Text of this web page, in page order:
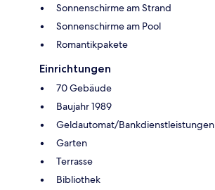
Sonnenschirme am Strand
Sonnenschirme am Pool
Romantikpakete
Einrichtungen
70 Gebäude
Baujahr 1989
Geldautomat/Bankdienstleistungen
Garten
Terrasse
Bibliothek